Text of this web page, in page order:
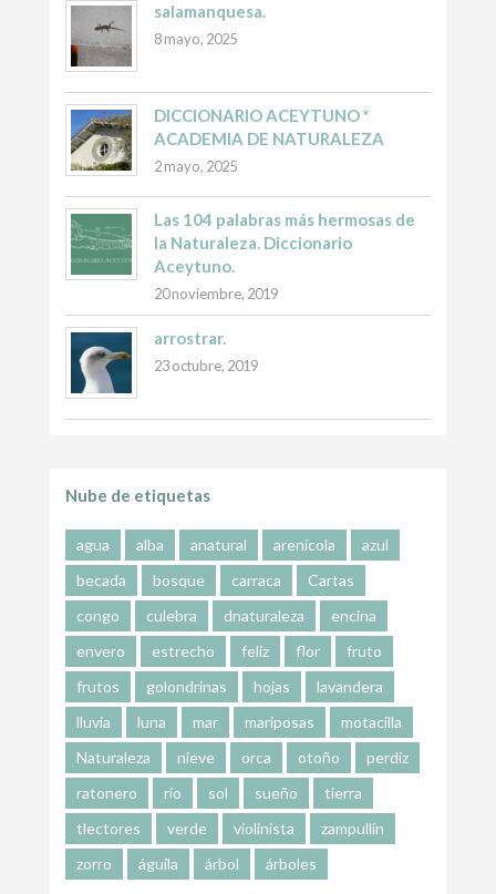
salamanquesa.
8 mayo, 2025
DICCIONARIO ACEYTUNO *
ACADEMIA DE NATURALEZA
2 mayo, 2025
Las 104 palabras más hermosas de
la Naturaleza. Diccionario
Aceytuno.
20 noviembre, 2019
arrostrar.
23 octubre, 2019
Nube de etiquetas
agua alba anatural arenícola
azul
becada
bosque carraca
Cartas
congo
culebra dnaturaleza
encina
envero
estrecho feliz flor
fruto
frutos
golondrinas hojas
lavandera
lluvia
luna mar mariposas
motacilla
Naturaleza
nieve orca otoño
perdiz
ratonero
río sol sueño
tierra
tlectores
verde violinista
zampullín
zorro
águila árbol árboles